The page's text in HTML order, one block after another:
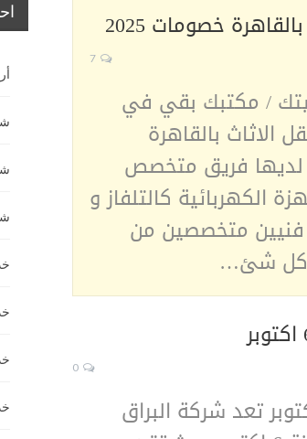
خصومات 2025
7
/ مكتبك بقي في
الاثاث بالقاهرة
لديها فريق متخصص
الكهربائية كالتلفاز و
فنيين متخصصين من
كل شئ…
0
نقل اثاث بمدينة 6 اكتوبر تعد شركة البراق